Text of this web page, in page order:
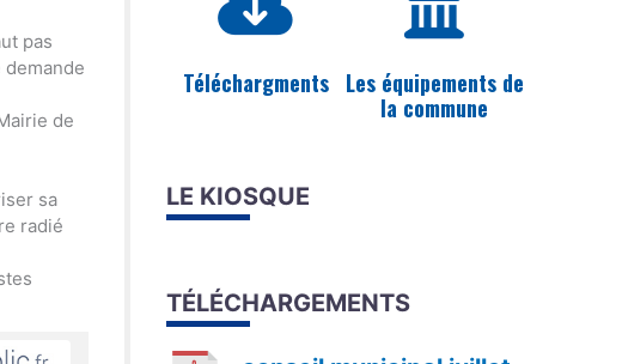
pas
de
sa
radié
Téléchargments Les équipements de
la commune
LE KIOSQUE
TÉLÉCHARGEMENTS